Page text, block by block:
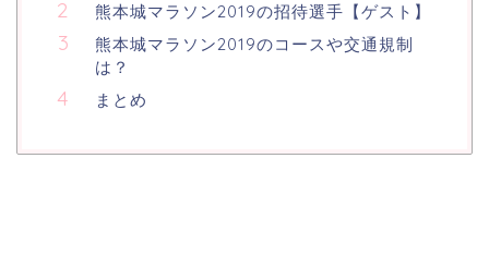
熊本城マラソン2019の招待選手【ゲスト】
熊本城マラソン2019のコースや交通規制
は？
まとめ